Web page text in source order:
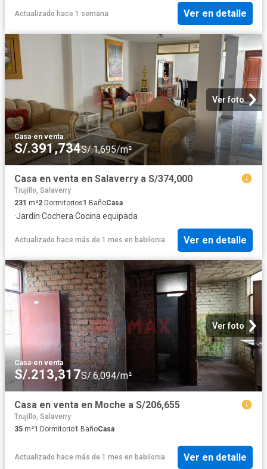
Actualizado hace 1 semana Ver en detalle
Ver foto
Casa·en venta
S/.391,734S/.1,695/m²
Casa en venta en Salaverry a S/374,000
Trujillo, Salaverry
231 m²2 Dormitorios1 BañoCasa
·Jardín·Cochera·Cocina equipada
Actualizado hace más de 1 mes en babilonia Ver en detalle
Ver foto
Casa·en venta
S/.213,317S/.6,094/m²
Casa en venta en Moche a S/206,655
Trujillo, Salaverry
35 m²1 Dormitorio1 BañoCasa
Actualizado hace más de 1 mes en babilonia Ver en detalle